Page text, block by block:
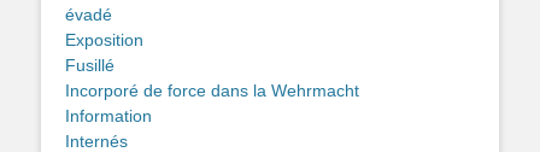
évadé
Exposition
Fusillé
Incorporé de force dans la Wehrmacht
Information
Internés